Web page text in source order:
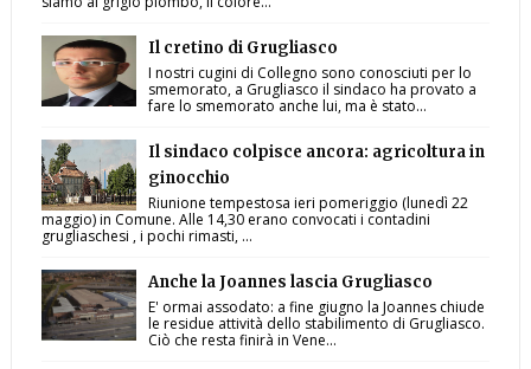
Il cretino di Grugliasco
I nostri cugini di Collegno sono conosciuti per lo
smemorato, a Grugliasco il sindaco ha provato a
fare lo smemorato anche lui, ma è stato...
Il sindaco colpisce ancora: agricoltura in
ginocchio
Riunione tempestosa ieri pomeriggio (lunedì 22
maggio) in Comune. Alle 14,30 erano convocati i contadini
grugliaschesi , i pochi rimasti, ...
Anche la Joannes lascia Grugliasco
E' ormai assodato: a fine giugno la Joannes chiude
le residue attività dello stabilimento di Grugliasco.
Ciò che resta finirà in Vene...